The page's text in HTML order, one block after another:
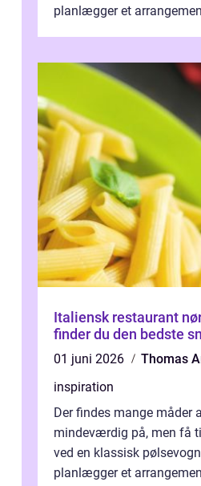
planlægger et
Italiensk restaurant nørre
finder du den bedste
01 juni 2026
Thomas
inspiration
Der findes mange måder
mindeværdig på, men få
ved en klassisk
planlægger et